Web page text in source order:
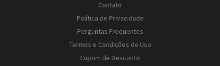
Contato
Política de Privacidade
Perguntas Frequentes
Termos e Condições de Uso
Cupom de Desconto